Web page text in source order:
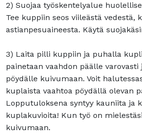
2) Suojaa työskentelyalue
Tee kuppiin seos viileästä vedestä,
astianpesuaineesta. Käytä
3) Laita pilli kuppiin ja puhalla
painetaan vaahdon päälle varovasti
pöydälle kuivumaan. Voit
kuplaista vaahtoa pöydällä olevan
Lopputuloksena syntyy kauniita ja
kuplakuvioita! Kun työ on
kuivumaan.